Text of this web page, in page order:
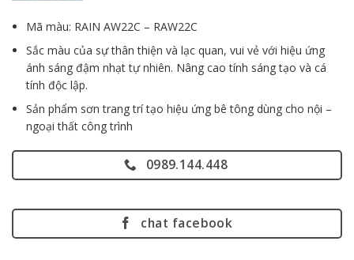
Mã màu: RAIN AW22C – RAW22C
Sắc màu của sự thân thiện và lạc quan, vui vẻ với hiệu ứng
ánh sáng đậm nhạt tự nhiên. Nâng cao tính sáng tạo và cá
tính độc lập.
Sản phẩm sơn trang trí tạo hiệu ứng bê tông dùng cho nội –
ngoại thất công trình
0989.144.448
chat facebook